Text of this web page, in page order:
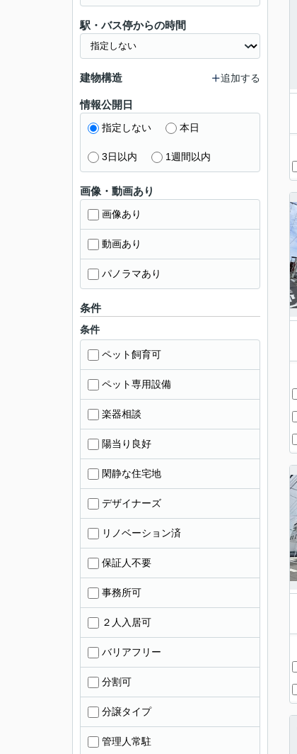
駅・バス停からの時間
建物構造 追加する
情報公開日
指定しない 本日
3日以内 1週間以内
画像・動画あり
画像あり
動画あり
パノラマあり
条件
条件
ペット飼育可
ペット専用設備
楽器相談
陽当り良好
閑静な住宅地
デザイナーズ
リノベーション済
保証人不要
事務所可
２人入居可
バリアフリー
分割可
分譲タイプ
管理人常駐